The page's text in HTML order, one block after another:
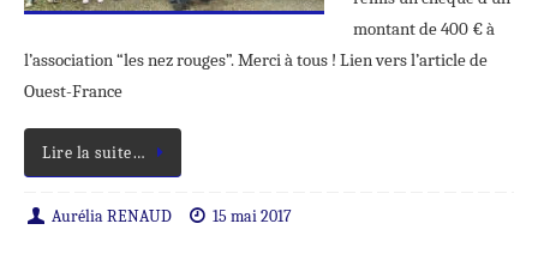
montant de 400 € à
l’association “les nez rouges”. Merci à tous ! Lien vers l’article de
Ouest-France
Lire la suite…
Aurélia RENAUD 15 mai 2017